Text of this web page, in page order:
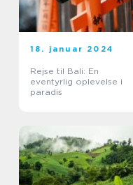
18. januar 2024
Rejse til Bali: En
eventyrlig oplevelse i
paradis